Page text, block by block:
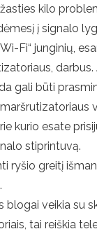
kilo
į signalo
Fi“ junginių,
darbus.
gali būti
kurio esate
stiprintuvą.
ryšio greitį
blogai veikia su
tai reiškia